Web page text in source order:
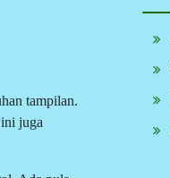
tampilan.
juga